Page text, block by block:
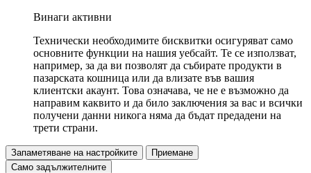
Винаги активни
Технически необходимите бисквитки осигуряват само
основните функции на нашия уебсайт. Те се използват,
например, за да ви позволят да събирате продукти в
пазарската кошница или да влизате във вашия
клиентски акаунт. Това означава, че не е възможно да
направим каквито и да било заключения за вас и всички
получени данни никога няма да бъдат предадени на
трети страни.
Запаметяване на настройките
Приемане
Само задължителните